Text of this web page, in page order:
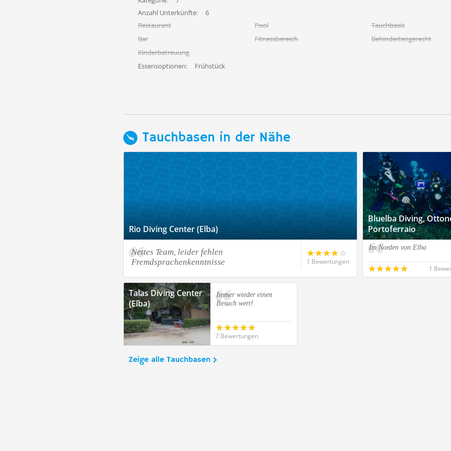
Anzahl Unterkünfte:
6
Restaurant
Pool
Tauchbasis
Bar
Fitnessbereich
Behindertengerecht
Kinderbetreuung
Essensoptionen:
Frühstück
Tauchbasen in der Nähe
Rio Diving Center (Elba)
Nettes Team, leider fehlen
Fremdsprachenkenntnisse
1 Bewertungen
Bluelba Diving,
Portoferraio
Im Norden von Elba
1
Talas Diving Center
(Elba)
Immer wieder einen
Besuch wert!
7 Bewertungen
Zeige alle Tauchbasen